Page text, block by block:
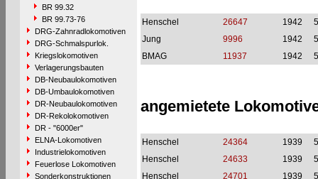
BR 99.32
BR 99.73-76
DRG-Zahnradlokomotiven
DRG-Schmalspurlok.
Kriegslokomotiven
Verlagerungsbauten
DB-Neubaulokomotiven
DB-Umbaulokomotiven
DR-Neubaulokomotiven
DR-Rekolokomotiven
DR - "6000er"
ELNA-Lokomotiven
Industrielokomotiven
Feuerlose Lokomotiven
Sonderkonstruktionen
Henschel 26647 1942
Jung
9996 1942
BMAG
11937 1942
angemietete
Henschel 24364 1939
Henschel
24633 1939
Henschel
24701 1939